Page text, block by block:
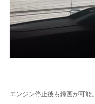
エンジン停止後も録画が可能。